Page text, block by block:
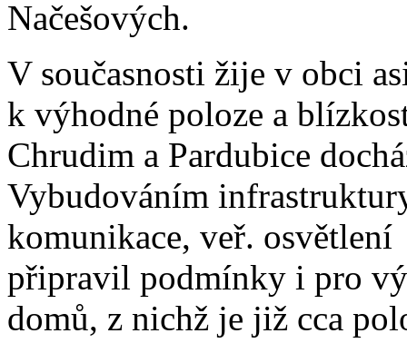
Načešových.
V současnosti žije v obci
k výhodné poloze a
Chrudim a Pardubice
Vybudováním
komunikace, veř.
připravil podmínky i pro
domů, z nichž je již cca